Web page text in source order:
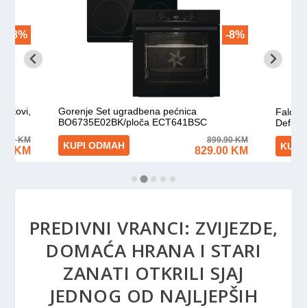
PREDIVNI VRANCI: ZVIJEZDE,
DOMAĆA HRANA I STARI
ZANATI OTKRILI SJAJ
JEDNOG OD NAJLJEPŠIH